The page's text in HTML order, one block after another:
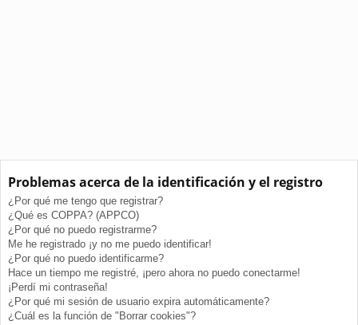
Problemas acerca de la identificación y el registro
¿Por qué me tengo que registrar?
¿Qué es COPPA? (APPCO)
¿Por qué no puedo registrarme?
Me he registrado ¡y no me puedo identificar!
¿Por qué no puedo identificarme?
Hace un tiempo me registré, ¡pero ahora no puedo conectarme!
¡Perdí mi contraseña!
¿Por qué mi sesión de usuario expira automáticamente?
¿Cuál es la función de "Borrar cookies"?